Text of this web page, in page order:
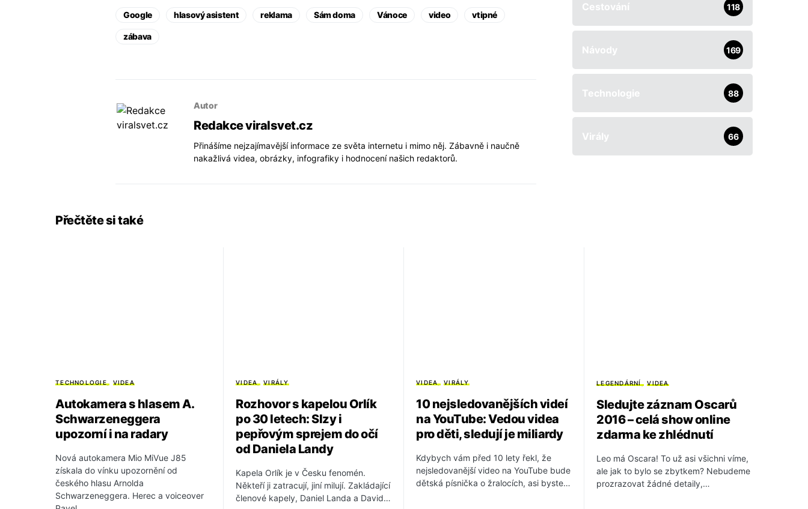
Google hlasový asistent reklama Sám doma Vánoce video vtipné
zábava
Autor
Redakce viralsvet.cz
Přinášíme nejzajímavější informace ze světa internetu i mimo něj. Zábavně i naučně
nakažlivá videa, obrázky, infografiky i hodnocení našich redaktorů.
Cestování 118
Návody 169
Technologie 88
Virály 66
Přečtěte si také
TECHNOLOGIE VIDEA
Autokamera s hlasem A.
Schwarzeneggera
upozorní i na radary
Nová autokamera Mio MiVue J85
získala do vínku upozornění od
českého hlasu Arnolda
Schwarzeneggera. Herec a voiceover
VIDEA VIRÁLY
Rozhovor s kapelou Orlík
po 30 letech: Slzy i
pepřovým sprejem do očí
od Daniela Landy
Kapela Orlík je v Česku fenomén.
Někteří ji zatracují, jiní milují. Zakládající
členové kapely, Daniel Landa a David…
VIDEA VIRÁLY
10 nejsledovanějších videí
na YouTube: Vedou videa
pro děti, sledují je miliardy
Kdybych vám před 10 lety řekl, že
nejsledovanější video na YouTube bude
dětská písnička o žralocích, asi byste…
LEGENDÁRNÍ VIDEA
Sledujte záznam Oscarů
2016 – celá show online
zdarma ke zhlédnutí
Leo má Oscara! To už asi všichni víme,
ale jak to bylo se zbytkem? Nebudeme
prozrazovat žádné detaily,…